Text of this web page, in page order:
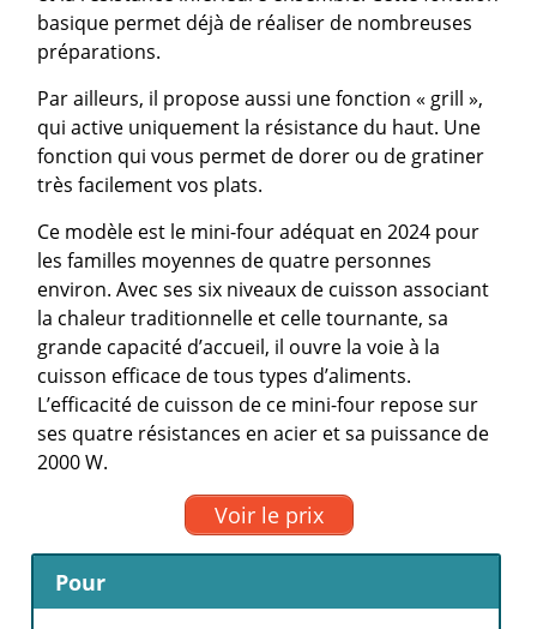
basique permet déjà de réaliser de nombreuses
préparations.
Par ailleurs, il propose aussi une fonction « grill »,
qui active uniquement la résistance du haut. Une
fonction qui vous permet de dorer ou de gratiner
très facilement vos plats.
Ce modèle est le mini-four adéquat en 2024 pour
les familles moyennes de quatre personnes
environ. Avec ses six niveaux de cuisson associant
la chaleur traditionnelle et celle tournante, sa
grande capacité d’accueil, il ouvre la voie à la
cuisson efficace de tous types d’aliments.
L’efficacité de cuisson de ce mini-four repose sur
ses quatre résistances en acier et sa puissance de
2000 W.
Voir le prix
Pour